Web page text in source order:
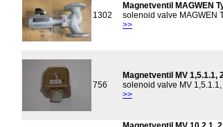
1302
Magnetventil MAGWEN
solenoid valve MAGWEN
>>
756
Magnetventil MV 1,5.1.1,
solenoid valve MV
>>